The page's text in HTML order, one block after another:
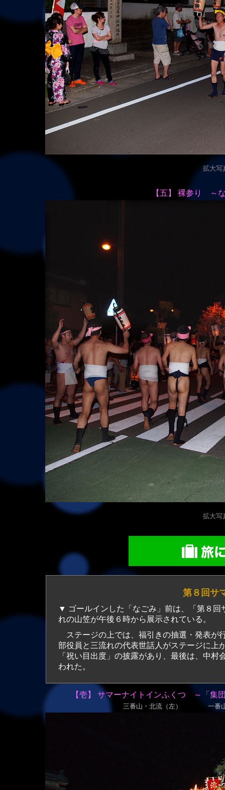
拡大写
【五】 裸参り ～
拡大写
第８回サ
▼ ゴールインした「なごみ」前は、「第８
れの山笠が午後６時から展示されている。
ステージの上では、福引きの抽選・発表が
部役員と三流れの代表世話人がステージに上
「祝い目出度」の披露があり、最後は、中
われた。
【壱】 サマーナイトインふくつ ～「集
三番山・北流（左） 一番